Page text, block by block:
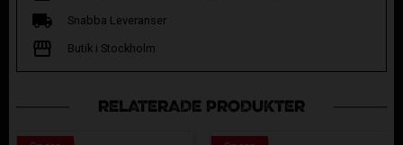
Snabba Leveranser
Butik i Stockholm
RELATERADE PRODUKTER